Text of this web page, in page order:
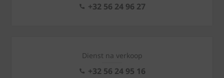
+32 56 24 96 27
Dienst na verkoop
+32 56 24 95 16